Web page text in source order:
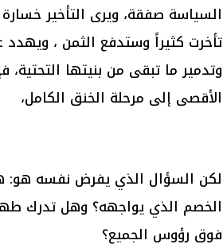
السياسة صفقة، ويرى التأخير خسارة
تأخرت كثيراً وستدفع الثمن ،
وتدمير ما تبقى من بنيتها التحتية،
الأقصى إلى مرحلة الخنق الكامل،
لكن السؤال الذي يفرض نفسه هو:
الخصم الذي يواجهه؟ وهل تدرك
فوق رؤوس الجميع؟